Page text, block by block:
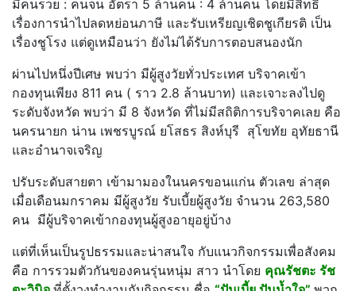
มีคนรวย : คนจน อัตรา 5 ล้านคน : 4 ล้านคน โดยมีสิทธิ
เรื่องการนำไปลดหย่อนภาษี และรับเหรียญเชิดชูเกียรติ เป็น
เรื่องชูโรง แต่ดูเหมือนว่า ยังไม่ได้รับการตอบสนองนัก
ผ่านไปหนึ่งปีเศษ พบว่า มีผู้สูงวัยทั่วประเทศ บริจาคเข้า
กองทุนเพียง 811 คน ( ราว 2.8 ล้านบาท) และเจาะลงไปดู
ระดับจังหวัด พบว่า มี 8 จังหวัด ที่ไม่มีสถิติการบริจาคเลย คือ
นครนายก น่าน เพชรบูรณ์ ยโสธร สิงห์บุรี สุโขทัย อุทัยธานี
และอำนาจเจริญ
ปรับระดับสายตา เข้ามามองในนครขอนแก่น ตัวเลข ล่าสุด
เมื่อเดือนมกราคม มีผู้สูงวัย รับเบี้ยผู้สูงวัย จำนวน 263,580
คน มีผู้บริจาคเข้ากองทุนผู้สูงอายุอยู่บ้าง
แต่ที่เห็นเป็นรูปธรรมและน่าสนใจ กับแนวกิจกรรมเพื่อสังคม
คือ การรวมตัวกันของคนรุ่นหนุ่ม สาว นำโดย คุณรัชตะ รัช